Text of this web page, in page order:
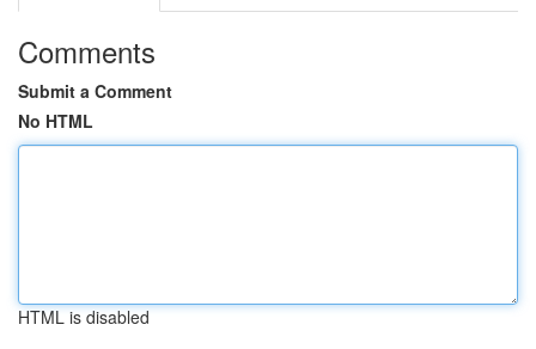
Comments
Submit a Comment
No HTML
HTML is disabled